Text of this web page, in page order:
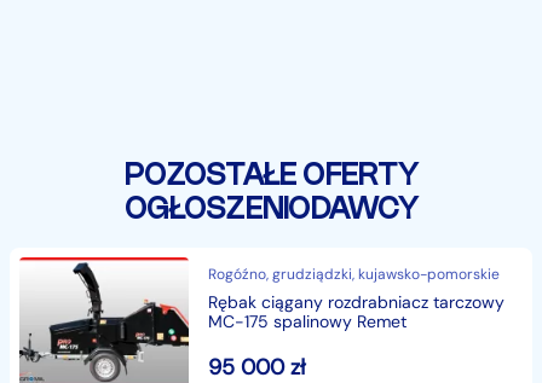
POZOSTAŁE OFERTY
OGŁOSZENIODAWCY
Rogóźno, grudziądzki, kujawsko-pomorskie
Rębak ciągany rozdrabniacz tarczowy
MC-175 spalinowy Remet
95 000zł